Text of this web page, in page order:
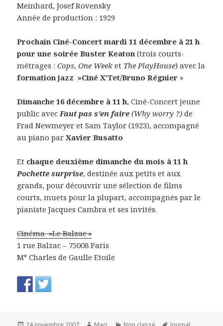
Meinhard, Josef Rovensky
Année de production : 1929
Prochain Ciné-Concert mardi 11 décembre à 21 h
pour une soirée Buster Keaton (trois courts-
métrages :Cops,One Week et The PlayHouse) avec la
formation jazz »Ciné X’Tet/Bruno Régnier »
Dimanche 16 décembre à 11 h, Ciné-Concert jeune
public avecFaut pas s’en faire (Why worry ?) de
Frad Newmeyer et Sam Taylor (1923), accompagné
au piano parXavier Busatto
Et chaque deuxième dimanche du mois à 11 h
Pochette surprise, destinée aux petits et aux
grands, pour découvrir une sélection de films
courts, muets pour la plupart, accompagnés par le
pianiste Jacques Cambra et ses invités.
Cinéma »Le Balzac »
1 rue Balzac – 75008 Paris
M° Charles de Gaulle Etoile
Publié Auteur Catégories Mots-